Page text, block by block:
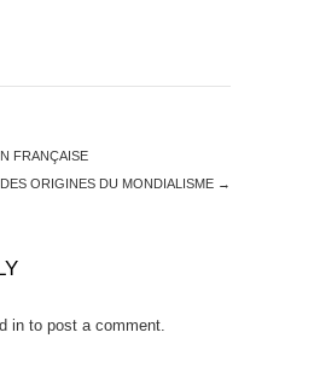
FRANÇAISE
DES ORIGINES DU MONDIALISME →
in to post a comment.